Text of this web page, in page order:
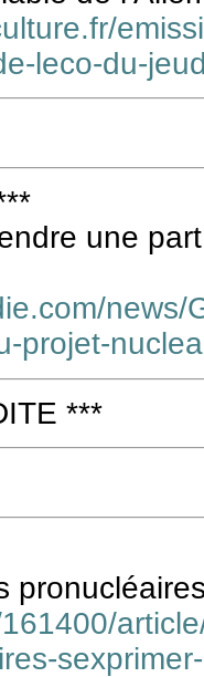
leco-du-
une
news/
projet-
***